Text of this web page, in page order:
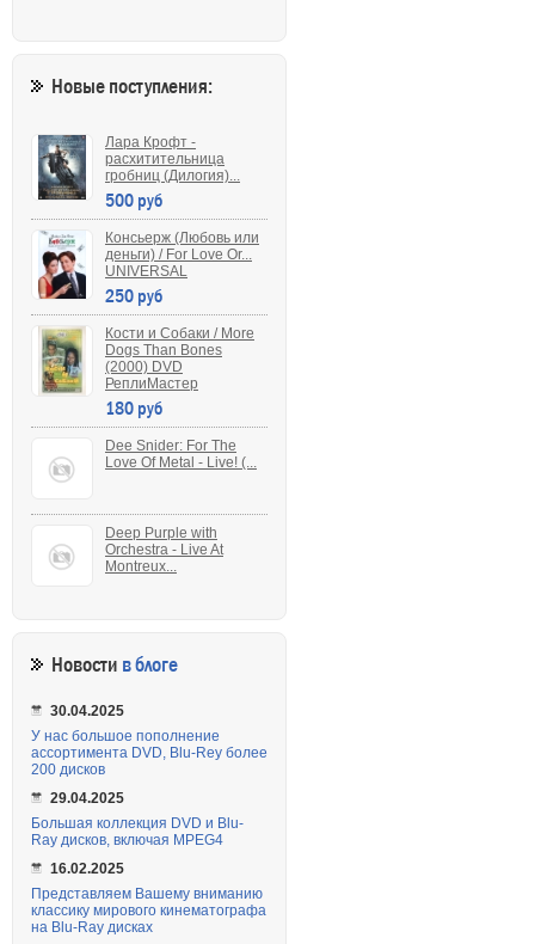
Новые поступления:
Лара Крофт -
расхитительница
гробниц (Дилогия)...
500 руб
Консьерж (Любовь или
деньги) / For Love Or...
UNIVERSAL
250 руб
Кости и Собаки / More
Dogs Than Bones
(2000) DVD
РеплиМастер
180 руб
Dee Snider: For The
Love Of Metal - Live! (...
Deep Purple with
Orchestra - Live At
Montreux...
Новости в блоге
30.04.2025
У нас большое пополнение
ассортимента DVD, Blu-Rey более
200 дисков
29.04.2025
Большая коллекция DVD и Blu-
Ray дисков, включая MPEG4
16.02.2025
Представляем Вашему вниманию
классику мирового кинематографа
на Blu-Ray дисках